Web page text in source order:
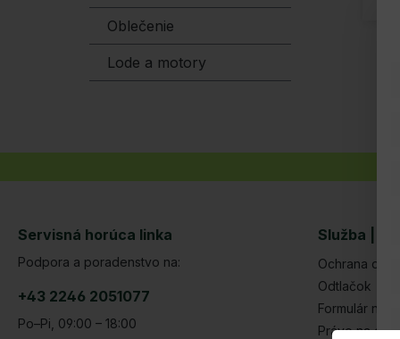
Oblečenie
Lode a motory
Servisná horúca linka
Podpora a poradenstvo na:
+43 2246 2051077
Po–Pi, 09:00 – 18:00
Služba |
Ochrana dát
Odtlačok
Formulár na
Právo na